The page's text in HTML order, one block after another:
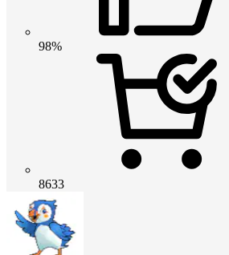
98%
8633